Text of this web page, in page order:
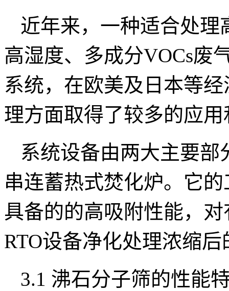
近年来，一种适合处
高湿度、多成分VOCs
系统，在欧美及日本等
理方面取得了较多的应
系统设备由两大主要
串连蓄热式焚化炉。它
具备的的高吸附性能，
RTO设备净化处理浓缩
3.1 沸石分子筛的性能